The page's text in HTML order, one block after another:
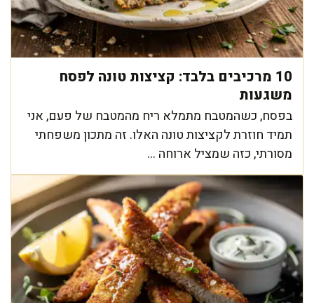
10 מרכיבים בלבד: קציצות טונה לפסח
משגעות
בפסח, כשהמטבח מתמלא ריח מהמטבח של פעם, אני
תמיד חוזרת לקציצות טונה האלו. זה מתכון משפחתי
מסורתי, כזה שמציל ארוחה ...